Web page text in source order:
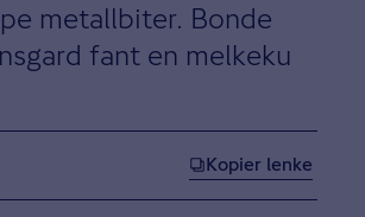
metallbiter. Bonde
fant en melkeku
Kopier lenke